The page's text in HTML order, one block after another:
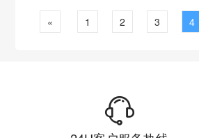
« 1 2 3 4